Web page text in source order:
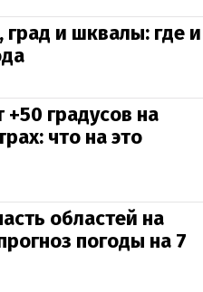
и шквалы: где и
градусов на
что на это
областей на
погоды на 7